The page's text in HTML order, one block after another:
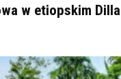
w etiopskim Dilla